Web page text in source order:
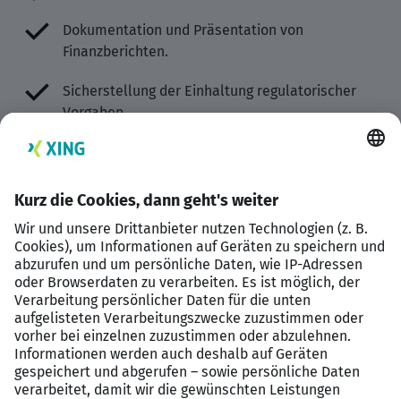
Dokumentation und Präsentation von
Finanzberichten.
Sicherstellung der Einhaltung regulatorischer
Vorgaben.
Anforderungsprofil
A successful Finanzplaner (m/w/d) should have:
Abgeschlossenes Studium oder Ausbildung im
Bereich Banking & Financial Services oder
vergleichbare Qualifikation.
Fundierte Kenntnisse in Finanzplanung und -
analyse.
Erfahrung im Umgang mit Finanzprodukten und -